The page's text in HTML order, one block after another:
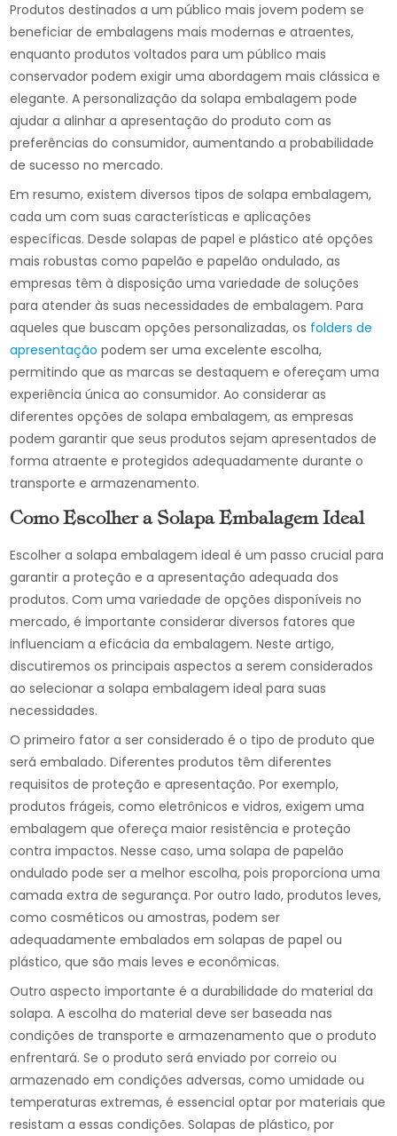
Produtos destinados a um público mais jovem podem se
beneficiar de embalagens mais modernas e atraentes,
enquanto produtos voltados para um público mais
conservador podem exigir uma abordagem mais clássica e
elegante. A personalização da solapa embalagem pode
ajudar a alinhar a apresentação do produto com as
preferências do consumidor, aumentando a probabilidade
de sucesso no mercado.
Em resumo, existem diversos tipos de solapa embalagem,
cada um com suas características e aplicações
específicas. Desde solapas de papel e plástico até opções
mais robustas como papelão e papelão ondulado, as
empresas têm à disposição uma variedade de soluções
para atender às suas necessidades de embalagem. Para
aqueles que buscam opções personalizadas, os folders de
apresentação podem ser uma excelente escolha,
permitindo que as marcas se destaquem e ofereçam uma
experiência única ao consumidor. Ao considerar as
diferentes opções de solapa embalagem, as empresas
podem garantir que seus produtos sejam apresentados de
forma atraente e protegidos adequadamente durante o
transporte e armazenamento.
Como Escolher a Solapa Embalagem Ideal
Escolher a solapa embalagem ideal é um passo crucial para
garantir a proteção e a apresentação adequada dos
produtos. Com uma variedade de opções disponíveis no
mercado, é importante considerar diversos fatores que
influenciam a eficácia da embalagem. Neste artigo,
discutiremos os principais aspectos a serem considerados
ao selecionar a solapa embalagem ideal para suas
necessidades.
O primeiro fator a ser considerado é o tipo de produto que
será embalado. Diferentes produtos têm diferentes
requisitos de proteção e apresentação. Por exemplo,
produtos frágeis, como eletrônicos e vidros, exigem uma
embalagem que ofereça maior resistência e proteção
contra impactos. Nesse caso, uma solapa de papelão
ondulado pode ser a melhor escolha, pois proporciona uma
camada extra de segurança. Por outro lado, produtos leves,
como cosméticos ou amostras, podem ser
adequadamente embalados em solapas de papel ou
plástico, que são mais leves e econômicas.
Outro aspecto importante é a durabilidade do material da
solapa. A escolha do material deve ser baseada nas
condições de transporte e armazenamento que o produto
enfrentará. Se o produto será enviado por correio ou
armazenado em condições adversas, como umidade ou
temperaturas extremas, é essencial optar por materiais que
resistam a essas condições. Solapas de plástico, por